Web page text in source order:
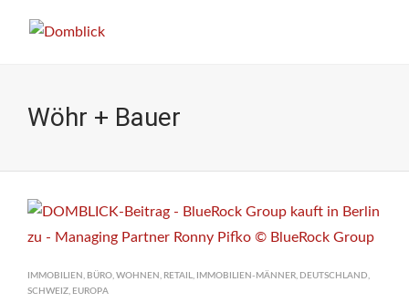
Wöhr + Bauer
IMMOBILIEN , BÜRO, WOHNEN , RETAIL, IMMOBILIEN-MÄNNER, DEUTSCHLAND,
SCHWEIZ, EUROPA